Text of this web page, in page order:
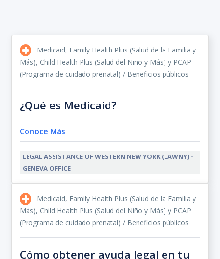
Medicaid, Family Health Plus (Salud de la Familia y
Más), Child Health Plus (Salud del Niño y Más) y PCAP
(Programa de cuidado prenatal) / Beneficios públicos
¿Qué es Medicaid?
Conoce Más
LEGAL ASSISTANCE OF WESTERN NEW YORK (LAWNY) -
GENEVA OFFICE
Medicaid, Family Health Plus (Salud de la Familia y
Más), Child Health Plus (Salud del Niño y Más) y PCAP
(Programa de cuidado prenatal) / Beneficios públicos
Cómo obtener ayuda legal en tu